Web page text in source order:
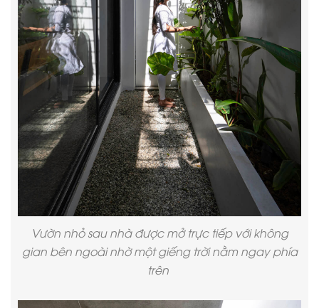
Vườn nhỏ sau nhà được mở trực tiếp với không
gian bên ngoài nhờ một giếng trời nằm ngay phía
trên